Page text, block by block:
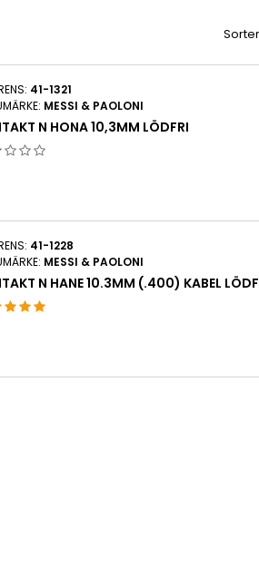
41-1321
MESSI & PAOLONI
N HONA 10,3MM LÖDFRI
41-1228
MESSI & PAOLONI
N HANE 10.3MM (.400) KABEL